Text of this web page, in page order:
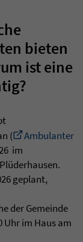
bieten
ist eine
(
Ambulanter
im
geplant,
der Gemeinde
Uhr im Haus am